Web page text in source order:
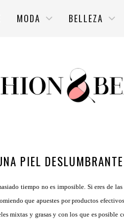
MODA BELLEZA
PIEL
tiempo no es imposible. Si eres de
que apuestes por productos
mixtas y grasas y con los que es posible